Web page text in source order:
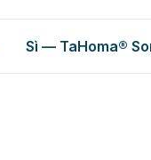
Sì — TaHoma®